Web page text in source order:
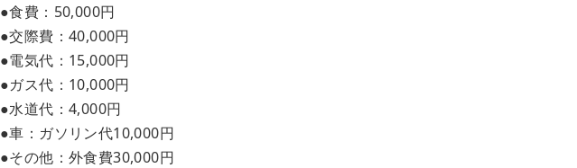
●食費：50,000円
●交際費：40,000円
●電気代：15,000円
●ガス代：10,000円
●水道代：4,000円
●車：ガソリン代10,000円
●その他：外食費30,000円